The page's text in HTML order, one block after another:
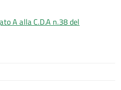
A alla C.D.A n.38 del